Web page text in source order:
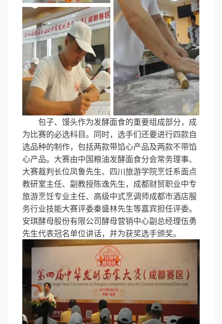
包子、馒头作为发酵面食的重要组成部分，成
为比赛的必选科目。同时，选手们还要进行四款自
选品种的制作，包括两款带馅心产品及两款不带馅
心产品。大赛由中国粮油发酵面食分会常务理事、
大赛裁判长位凤鲁先生、四川旅游学院烹饪系面点
教研室主任、副教授陈逸先生，成都财贸职业中专
旅游烹饪专业主任、高级中式烹调师成都市酒店服
务行业技能大赛评委秦盛林先生等嘉宾担任评委。
安琪酵母股份有限公司酵母营销中心副总经理伍勇
先生代表冠名单位讲话，并为获奖选手颁奖。